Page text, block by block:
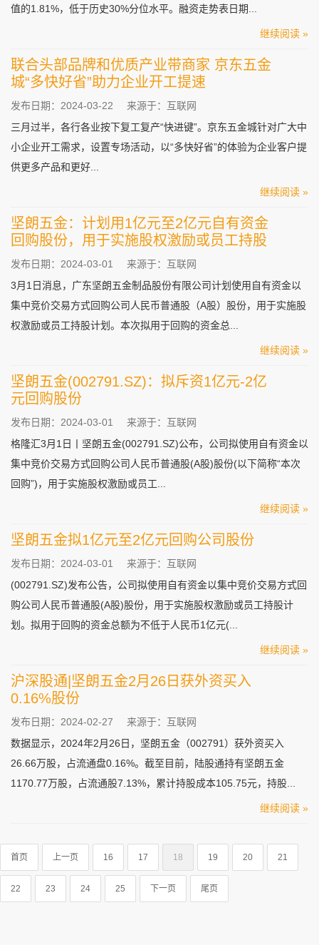
值的1.81%，低于历史30%分位水平。融资走势表日期...
继续阅读 »
联合头部品牌和优质产业带商家 京东五金
城“多快好省”助力企业开工提速
发布日期：2024-03-22
来源于：互联网
三月过半，各行各业按下复工复产“快进键”。京东五金城针对广大中
小企业开工需求，设置专场活动，以“多快好省”的体验为企业客户提
供更多产品和更好...
继续阅读 »
坚朗五金：计划用1亿元至2亿元自有资金
回购股份，用于实施股权激励或员工持股
发布日期：2024-03-01
来源于：互联网
3月1日消息，广东坚朗五金制品股份有限公司计划使用自有资金以
集中竞价交易方式回购公司人民币普通股（A股）股份，用于实施股
权激励或员工持股计划。本次拟用于回购的资金总...
继续阅读 »
坚朗五金(002791.SZ)：拟斥资1亿元-2亿
元回购股份
发布日期：2024-03-01
来源于：互联网
格隆汇3月1日丨坚朗五金(002791.SZ)公布，公司拟使用自有资金以
集中竞价交易方式回购公司人民币普通股(A股)股份(以下简称“本次
回购”)，用于实施股权激励或员工...
继续阅读 »
坚朗五金拟1亿元至2亿元回购公司股份
发布日期：2024-03-01
来源于：互联网
(002791.SZ)发布公告，公司拟使用自有资金以集中竞价交易方式回
购公司人民币普通股(A股)股份，用于实施股权激励或员工持股计
划。拟用于回购的资金总额为不低于人民币1亿元(...
继续阅读 »
沪深股通|坚朗五金2月26日获外资买入
0.16%股份
发布日期：2024-02-27
来源于：互联网
数据显示，2024年2月26日，坚朗五金（002791）获外资买入
26.66万股，占流通盘0.16%。截至目前，陆股通持有坚朗五金
1170.77万股，占流通股7.13%，累计持股成本105.75元，持股...
继续阅读 »
首页 上一页 16 17 18 19 20 21
22 23 24 25 下一页 尾页